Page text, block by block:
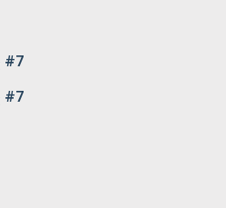
#7
#7